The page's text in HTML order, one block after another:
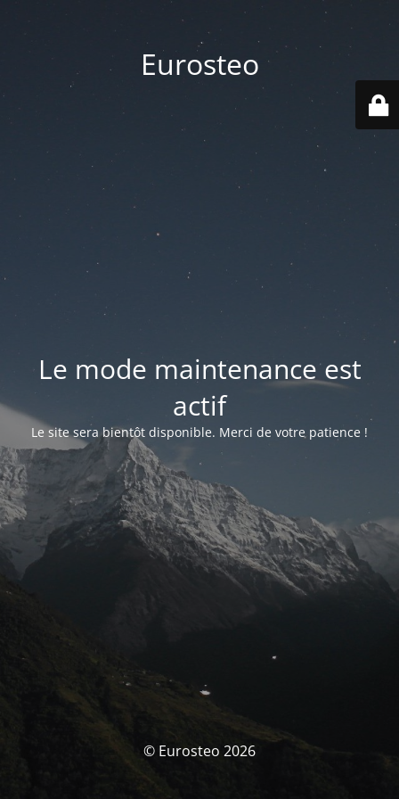
Eurosteo
Le mode maintenance est
actif
Le site sera bientôt disponible. Merci de votre patience !
© Eurosteo 2026